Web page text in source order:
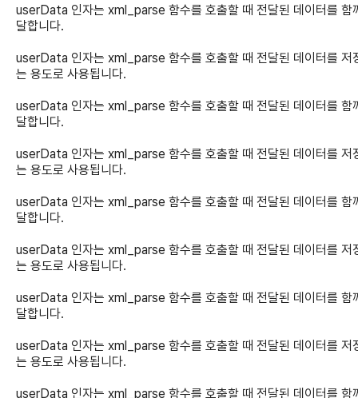
userData 인자는 xml_parse 함수를 호출할 때 전달된 데이터를 함
달합니다.
userData 인자는 xml_parse 함수를 호출할 때 전달된 데이터를 저
는 용도로 사용됩니다.
userData 인자는 xml_parse 함수를 호출할 때 전달된 데이터를 함
달합니다.
userData 인자는 xml_parse 함수를 호출할 때 전달된 데이터를 저
는 용도로 사용됩니다.
userData 인자는 xml_parse 함수를 호출할 때 전달된 데이터를 함
달합니다.
userData 인자는 xml_parse 함수를 호출할 때 전달된 데이터를 저
는 용도로 사용됩니다.
userData 인자는 xml_parse 함수를 호출할 때 전달된 데이터를 함
달합니다.
userData 인자는 xml_parse 함수를 호출할 때 전달된 데이터를 저
는 용도로 사용됩니다.
userData 인자는 xml_parse 함수를 호출할 때 전달된 데이터를 함